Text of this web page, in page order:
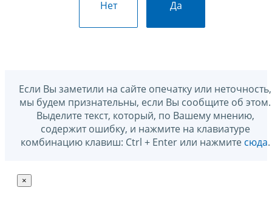
Нет Да
Если Вы заметили на сайте опечатку или неточность,
мы будем признательны, если Вы сообщите об этом.
Выделите текст, который, по Вашему мнению,
содержит ошибку, и нажмите на клавиатуре
комбинацию клавиш: Ctrl + Enter или нажмите сюда.
×